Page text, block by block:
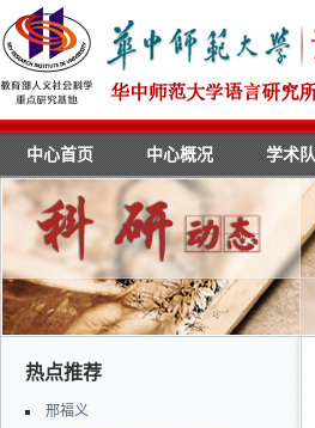
中心首页 中心概况 学术
热点推荐
邢福义